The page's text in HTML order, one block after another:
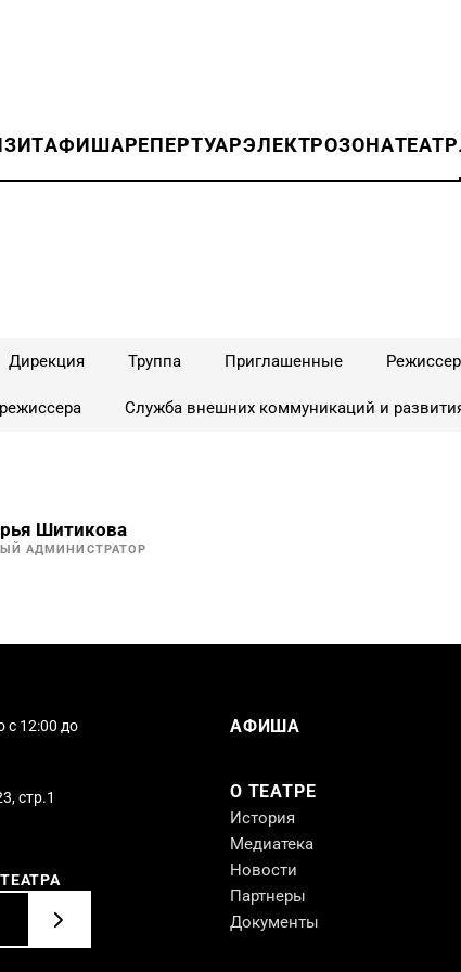
АФИШАРЕПЕРТУАРЭЛЕКТРОЗОНАТЕАТР
Дирекция Труппа Приглашенные
Служба внешних коммуникаций и
Шитикова
АДМИНИСТРАТОР
с 12:00 до
стр.1
АФИША
О ТЕАТРЕ
История
Медиатека
Новости
Партнеры
Документы